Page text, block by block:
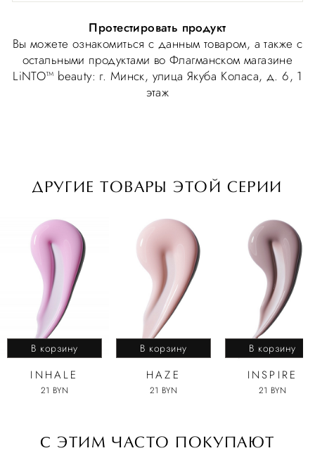
Протестировать продукт
Вы можете ознакомиться с данным товаром, а также с
остальными продуктами во Флагманском магазине
LiNTO™ beauty: г. Минск, улица Якуба Коласа, д. 6, 1
этаж
ДРУГИЕ ТОВАРЫ ЭТОЙ СЕРИИ
В корзину
INHALE
21 BYN
В корзину
HAZE
21 BYN
В корзину
INSPIRE
21 BYN
C ЭТИМ ЧАСТО ПОКУПАЮТ